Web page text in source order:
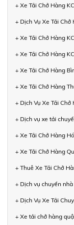
+ Xe Tải Chở Hàng
+ Dịch Vụ Xe Tải Chở
+ Xe Tải Chở Hàng
+ Xe Tải Chở Hàng
+ Xe Tải Chở Hàng
+ Xe Tải Chở Hàng
+ Dịch Vụ Xe Tải
+ Dịch vụ xe tải
+ Xe Tải Chở Hàng
+ Xe Tải Chở Hàng
+ Thuê Xe Tải Chở
+ Dịch vụ chuyển
+ Dịch Vụ Xe Tải
+ Xe tải chở hàng